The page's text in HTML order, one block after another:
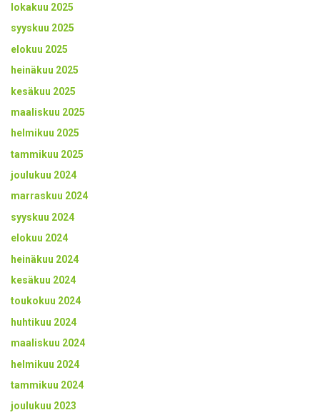
lokakuu 2025
syyskuu 2025
elokuu 2025
heinäkuu 2025
kesäkuu 2025
maaliskuu 2025
helmikuu 2025
tammikuu 2025
joulukuu 2024
marraskuu 2024
syyskuu 2024
elokuu 2024
heinäkuu 2024
kesäkuu 2024
toukokuu 2024
huhtikuu 2024
maaliskuu 2024
helmikuu 2024
tammikuu 2024
joulukuu 2023